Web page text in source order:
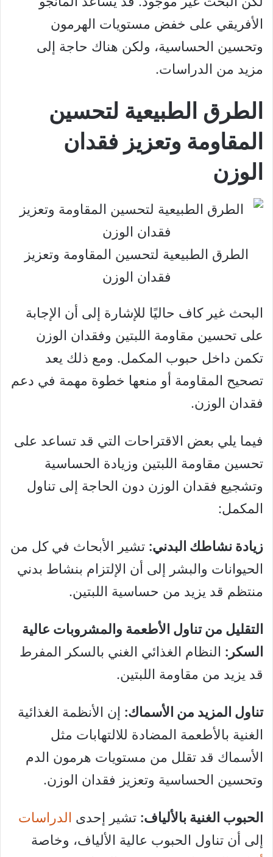
الأفريقي على خفض مستويات الهرمون
وتحسين الحساسية، ولكن هناك حاجة إلى
مزيد من الدراسات.
الطرق الطبيعية لتحسين
المقاومة وتعزيز فقدان
الوزن
الطرق الطبيعية لتحسين المقاومة وتعزيز
فقدان الوزن
البحث غير كاف حاليًا للإشارة إلى أن الإجابة
على تحسين مقاومة اللبتين وفقدان الوزن
تكمن داخل حبوب المكمل. ومع ذلك يعد
تصحيح المقاومة أو منعها خطوة مهمة في دعم
فقدان الوزن.
فيما يلي بعض الاقتراحات التي قد تساعد على
تحسين مقاومة اللبتين وزيادة الحساسية
وتشجيع فقدان الوزن دون الحاجة إلى تناول
المكمل:
زيادة نشاطك البدني: تشير الأبحاث في كل من
الحيوانات والبشر إلى أن الإلتزام بنشاط بدني
منتظم قد يزيد من حساسية اللبتين.
التقليل من تناول الأطعمة والمشروبات عالية
السكر: النظام الغذائي الغني بالسكر المفرط
قد يزيد من مقاومة اللبتين.
تناول المزيد من الأسماك: إن الأنظمة الغذائية
الغنية بالأطعمة المضادة للالتهابات مثل
الأسماك قد تقلل من مستويات هرمون الدم
وتحسين الحساسية وتعزيز فقدان الوزن.
الحبوب الغنية بالألياف: تشير إحدى الدراسات
إلى أن تناول الحبوب عالية الألياف، وخاصة